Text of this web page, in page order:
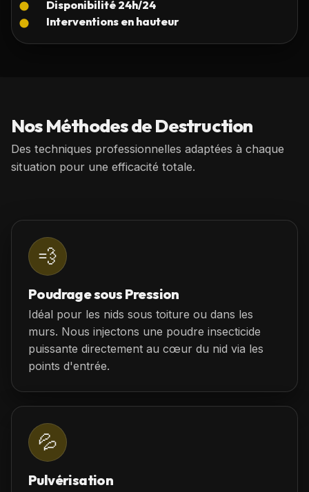
Nos Méthodes de Destruction
Des techniques professionnelles adaptées à chaque
situation pour une efficacité totale.
💨
Poudrage sous Pression
Idéal pour les nids sous toiture ou dans les
murs. Nous injectons une poudre insecticide
puissante directement au cœur du nid via les
points d'entrée.
💦
Pulvérisation